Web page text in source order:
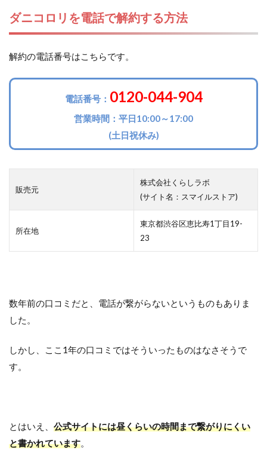
ダニコロリを電話で解約する方法
解約の電話番号はこちらです。
電話番号： 0120-044-904
営業時間：平日10:00～17:00
(土日祝休み)
販売元
株式会社くらしラボ
(サイト名：スマイルストア)
所在地
東京都渋谷区恵比寿1丁目19-
23
数年前の口コミだと、電話が繋がらないというものもありま
した。
しかし、ここ1年の口コミではそういったものはなさそうで
す。
とはいえ、 公式サイトには昼くらいの時間まで繋がりにくい
と書かれています。